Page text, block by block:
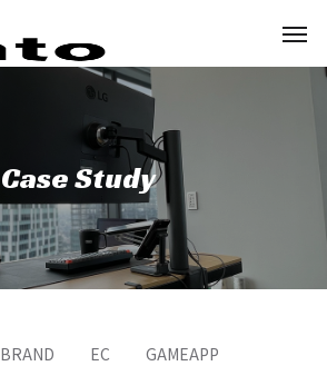
Case Study
BRAND EC GAMEAPP